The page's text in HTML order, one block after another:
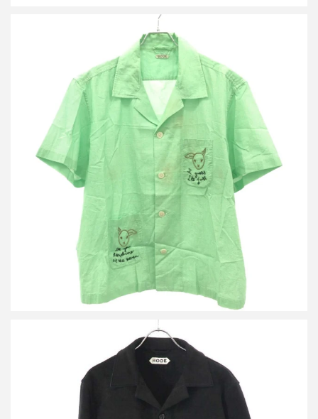
ボーディー 24SS See You at the Barn Short Sleeve Shirt ショート
スリーブシャツ
買取金額16,800円
詳しく見る